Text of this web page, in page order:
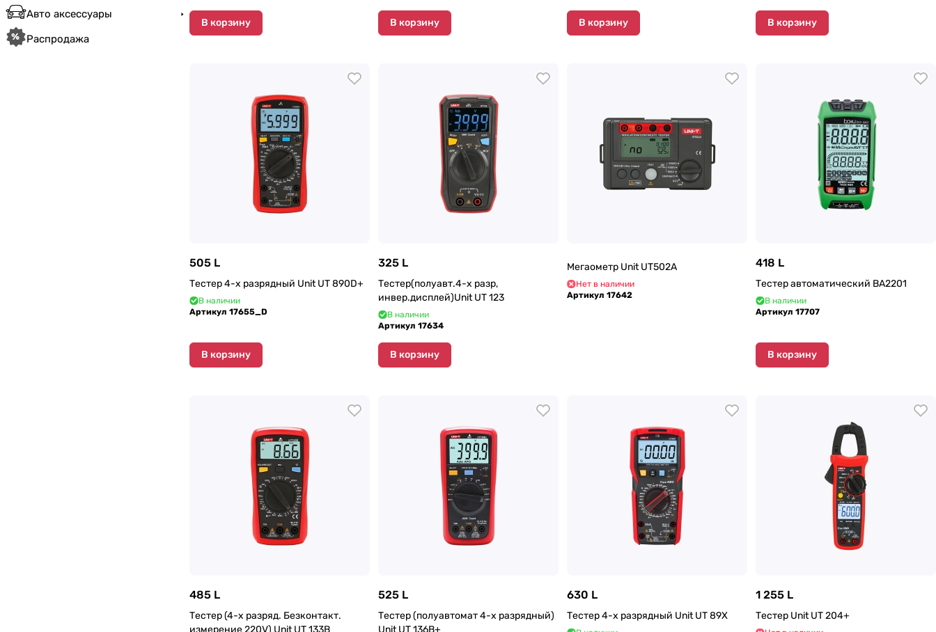
В корзину В корзину В корзину В корзину
505 L
Тестер 4-х разрядный Unit UT 890D+
В наличии
Артикул 17655_D
В корзину
325 L
Тестер(полуавт.4-х разр,
инвер.дисплей)Unit UT 123
В наличии
Артикул 17634
В корзину
Мегаометр Unit UT502А
Нет в наличии
Артикул 17642
418 L
Тестер автоматический BA2201
В наличии
Артикул 17707
В корзину
485 L
Тестер (4-х разряд. Безконтакт.
измерение 220V) Unit UT 133B
525 L
Тестер (полуавтомат 4-х разрядный)
Unit UT 136B+
630 L
Тестер 4-х разрядный Unit UT 89X
1 255 L
Тестер Unit UT 204+
Авто аксессуары
Распродажа